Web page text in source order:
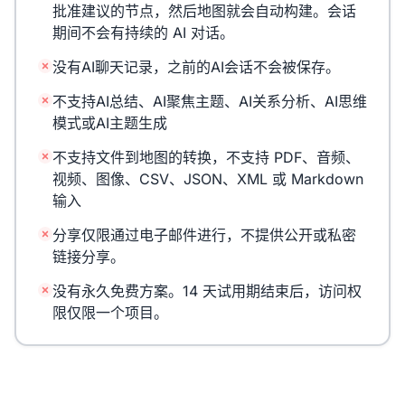
批准建议的节点，然后地图就会自动构建。会话
期间不会有持续的 AI 对话。
没有AI聊天记录，之前的AI会话不会被保存。
不支持AI总结、AI聚焦主题、AI关系分析、AI思维
模式或AI主题生成
不支持文件到地图的转换，不支持 PDF、音频、
视频、图像、CSV、JSON、XML 或 Markdown
输入
分享仅限通过电子邮件进行，不提供公开或私密
链接分享。
没有永久免费方案。14 天试用期结束后，访问权
限仅限一个项目。